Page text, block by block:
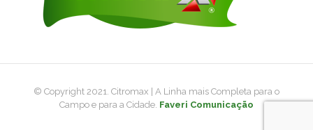
© Copyright 2021. Citromax | A Linha mais Completa para o
Campo e para a Cidade. Faveri Comunicação